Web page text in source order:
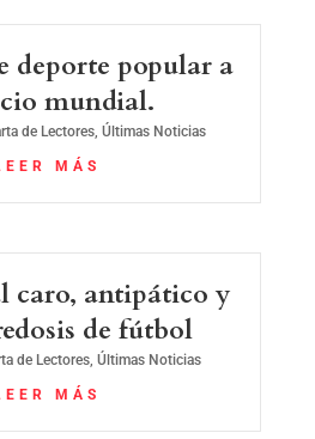
deporte popular a
mundial.
de Lectores, Últimas Noticias
MÁS
caro, antipático y
de fútbol
de Lectores,Últimas Noticias
MÁS